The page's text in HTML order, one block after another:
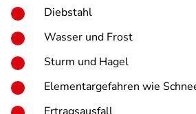
Diebstahl
Wasser und Frost
Sturm und Hagel
Elementargefahren wie